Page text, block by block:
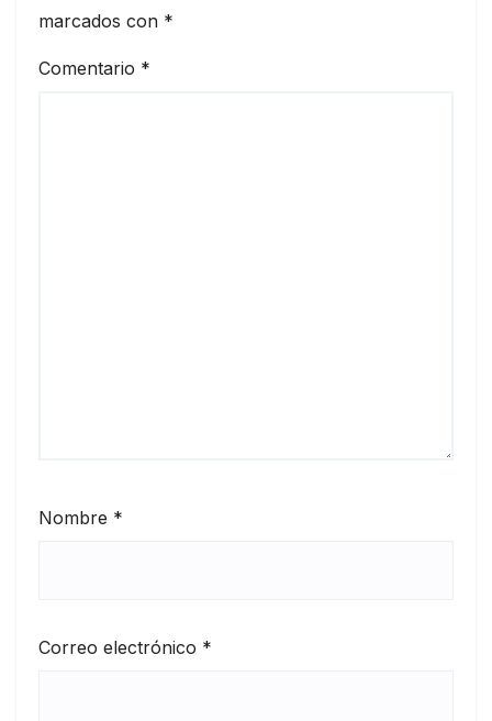
marcados con *
Comentario *
Nombre *
Correo electrónico *